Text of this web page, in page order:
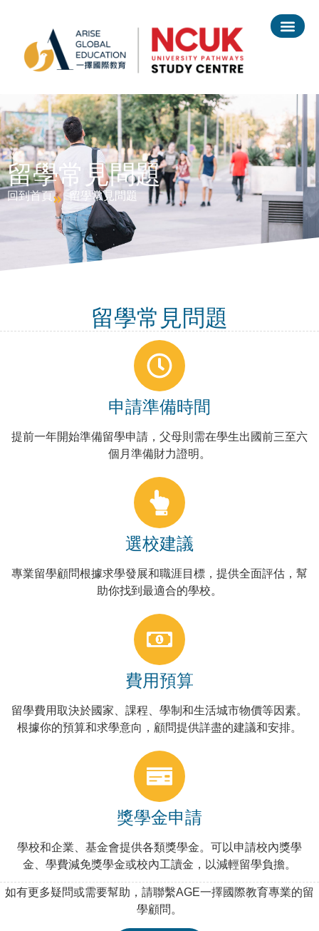
在台灣就讀 NCUK 大學預科
留學常見問題
回到首頁 留學常見問題
留學常見問題
申請準備時間
提前一年開始準備留學申請，父母則需在學生出國前三至六
個月準備財力證明。
選校建議
專業留學顧問根據求學發展和職涯目標，提供全面評估，幫
助你找到最適合的學校。
費用預算
留學費用取決於國家、課程、學制和生活城市物價等因素。
根據你的預算和求學意向，顧問提供詳盡的建議和安排。
獎學金申請
學校和企業、基金會提供各類獎學金。可以申請校內獎學
金、學費減免獎學金或校內工讀金，以減輕留學負擔。
如有更多疑問或需要幫助，請聯繫AGE一擇國際教育專業的留
學顧問。